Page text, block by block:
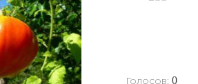
Голосов: 0